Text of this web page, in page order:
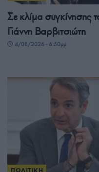
Σε κλίμα συγκίνησης
Γιάννη Βαρβιτσιώτη
4/08/2026 - 6:50μμ
ΠΟΛΙΤΙΚΗ